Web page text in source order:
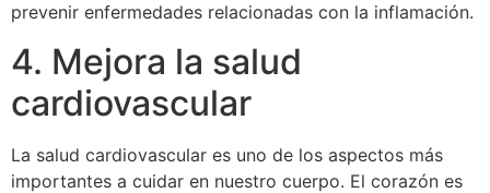
prevenir enfermedades relacionadas con la inflamación.
4. Mejora la salud
cardiovascular
La salud cardiovascular es uno de los aspectos más
importantes a cuidar en nuestro cuerpo. El corazón es